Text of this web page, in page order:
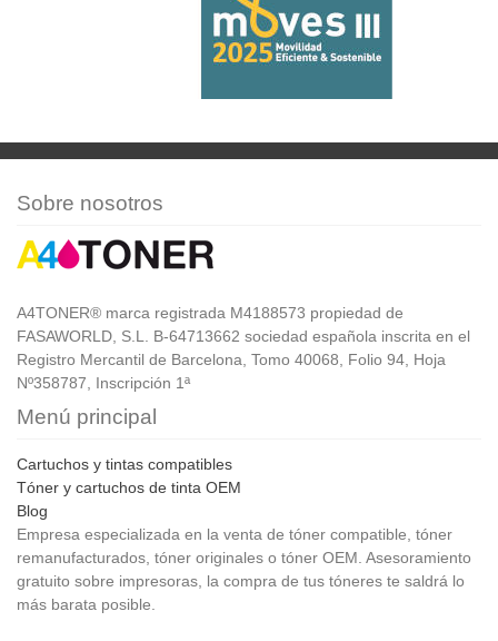
Sobre nosotros
A4TONER® marca registrada M4188573 propiedad de
FASAWORLD, S.L. B-64713662 sociedad española inscrita en el
Registro Mercantil de Barcelona, Tomo 40068, Folio 94, Hoja
Nº358787, Inscripción 1ª
Menú principal
Cartuchos y tintas compatibles
Tóner y cartuchos de tinta OEM
Blog
Empresa especializada en la venta de tóner compatible, tóner
remanufacturados, tóner originales o tóner OEM. Asesoramiento
gratuito sobre impresoras, la compra de tus tóneres te saldrá lo
más barata posible.